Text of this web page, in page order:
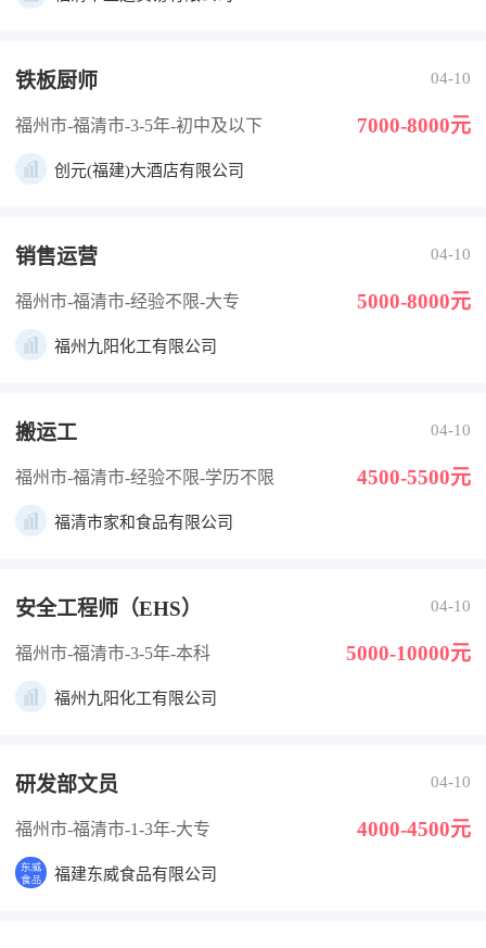
铁板厨师 04-10
福州市-福清市-3-5年-初中及以下 7000-8000元
创元(福建)大酒店有限公司
销售运营 04-10
福州市-福清市-经验不限-大专 5000-8000元
福州九阳化工有限公司
搬运工 04-10
福州市-福清市-经验不限-学历不限 4500-5500元
福清市家和食品有限公司
安全工程师（EHS） 04-10
福州市-福清市-3-5年-本科 5000-10000元
福州九阳化工有限公司
研发部文员 04-10
福州市-福清市-1-3年-大专 4000-4500元
福建东威食品有限公司